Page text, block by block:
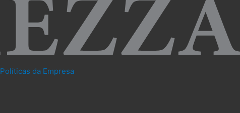
Políticas da Empresa